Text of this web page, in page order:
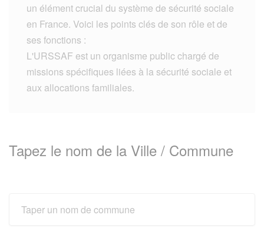
un élément crucial du système de sécurité sociale
en France. Voici les points clés de son rôle et de
ses fonctions :
L'URSSAF est un organisme public chargé de
missions spécifiques liées à la sécurité sociale et
aux allocations familiales.
Tapez le nom de la Ville / Commune